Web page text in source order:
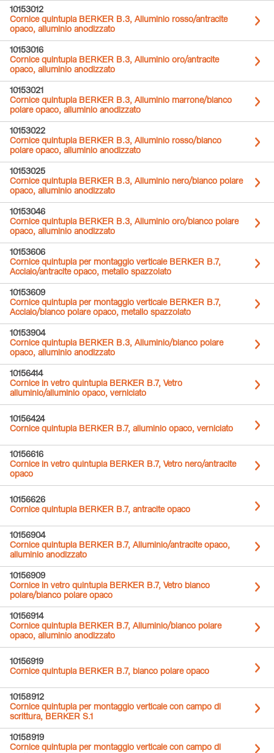
10153012
Cornice quintupla BERKER B.3, Alluminio rosso/antracite
opaco, alluminio anodizzato
10153016
Cornice quintupla BERKER B.3, Alluminio oro/antracite
opaco, alluminio anodizzato
10153021
Cornice quintupla BERKER B.3, Alluminio marrone/bianco
polare opaco, alluminio anodizzato
10153022
Cornice quintupla BERKER B.3, Alluminio rosso/bianco
polare opaco, alluminio anodizzato
10153025
Cornice quintupla BERKER B.3, Alluminio nero/bianco polare
opaco, alluminio anodizzato
10153046
Cornice quintupla BERKER B.3, Alluminio oro/bianco polare
opaco, alluminio anodizzato
10153606
Cornice quintupla per montaggio verticale BERKER B.7,
Acciaio/antracite opaco, metallo spazzolato
10153609
Cornice quintupla per montaggio verticale BERKER B.7,
Acciaio/bianco polare opaco, metallo spazzolato
10153904
Cornice quintupla BERKER B.3, Alluminio/bianco polare
opaco, alluminio anodizzato
10156414
Cornice in vetro quintupla BERKER B.7, Vetro
alluminio/alluminio opaco, verniciato
10156424
Cornice quintupla BERKER B.7, alluminio opaco, verniciato
10156616
Cornice in vetro quintupla BERKER B.7, Vetro nero/antracite
opaco
10156626
Cornice quintupla BERKER B.7, antracite opaco
10156904
Cornice quintupla BERKER B.7, Alluminio/antracite opaco,
alluminio anodizzato
10156909
Cornice in vetro quintupla BERKER B.7, Vetro bianco
polare/bianco polare opaco
10156914
Cornice quintupla BERKER B.7, Alluminio/bianco polare
opaco, alluminio anodizzato
10156919
Cornice quintupla BERKER B.7, bianco polare opaco
10158912
Cornice quintupla per montaggio verticale con campo di
scrittura, BERKER S.1
10158919
Cornice quintupla per montaggio verticale con campo di